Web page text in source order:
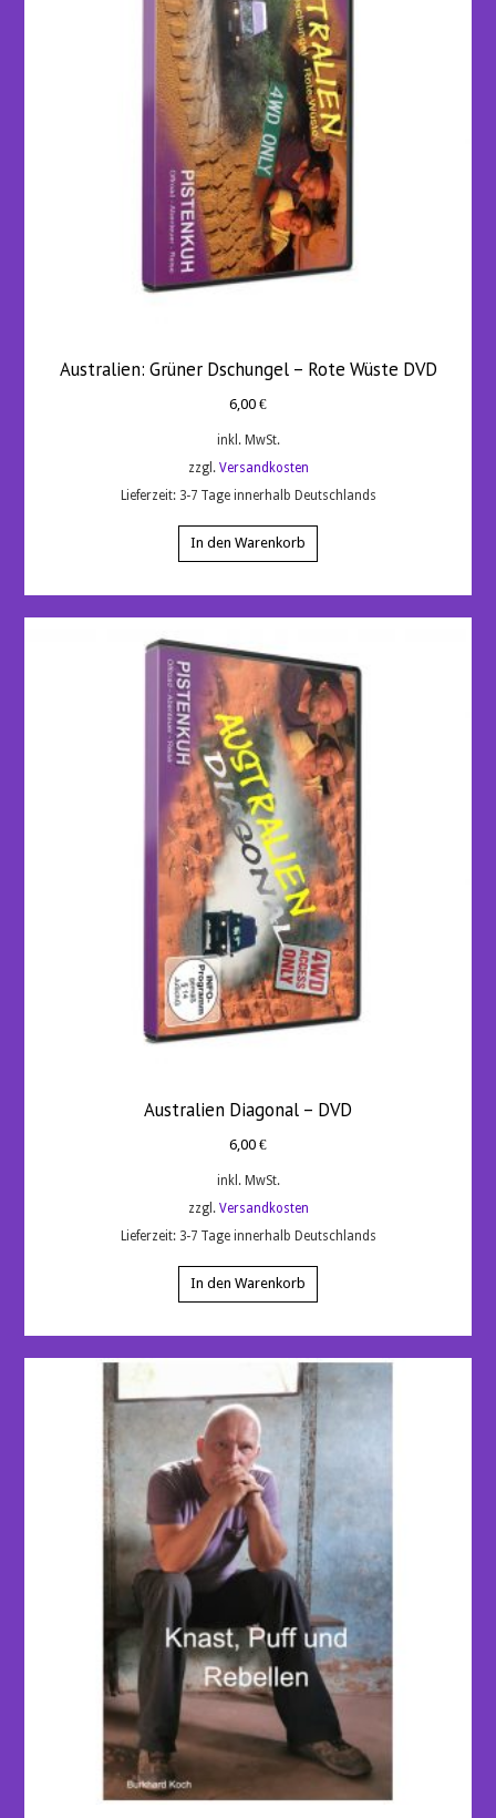
Australien: Grüner Dschungel – Rote Wüste DVD
6,00 €
inkl. MwSt.
zzgl. Versandkosten
Lieferzeit: 3-7 Tage innerhalb Deutschlands
In den Warenkorb
Australien Diagonal – DVD
6,00 €
inkl. MwSt.
zzgl. Versandkosten
Lieferzeit: 3-7 Tage innerhalb Deutschlands
In den Warenkorb